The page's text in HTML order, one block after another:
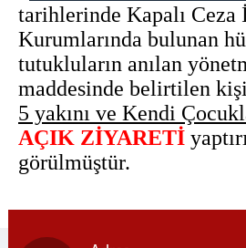
tarihlerinde Kapalı Ceza
Kurumlarında bulunan
tutukluların anılan
maddesinde belirtilen
5 yakını ve Kendi
AÇIK ZİYARETİ
görülmüştür.